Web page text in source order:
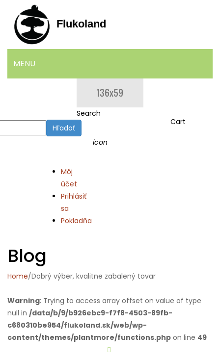
Flukoland
MENU
Search
Hľadať
Cart
icon
Môj
účet
Prihlásiť
sa
Pokladňa
Blog
Home/Dobrý výber, kvalitne zabalený tovar
Warning: Trying to access array offset on value of type
null in /data/b/9/b926ebc9-f7f8-4503-89fb-
c680310be954/flukoland.sk/web/wp-
content/themes/plantmore/functions.php on line 49